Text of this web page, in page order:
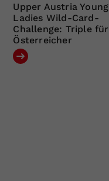
Upper Austria Young
Ladies Wild-Card-
Challenge: Triple für
Österreicher